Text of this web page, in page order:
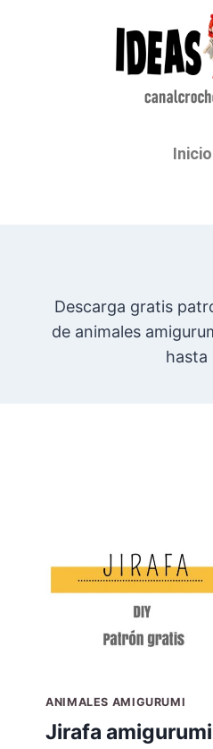
Inicio
Descarga gratis
de animales
hasta
ANIMALES AMIGURUMI
Jirafa